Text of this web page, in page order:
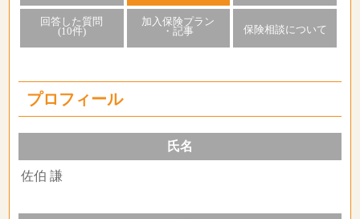
回答した質問
(10件)
加入保険プラン
・記事
保険相談について
プロフィール
氏名
佐伯 謙